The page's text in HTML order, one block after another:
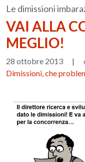
Le dimissioni
VAI ALLA
MEGLIO!
28 ottobre 2013 |
Dimissioni, che